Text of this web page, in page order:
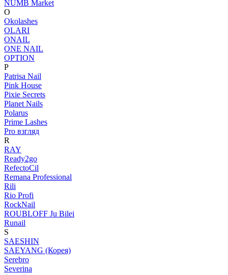
NUMB Market
O
Okolashes
OLARI
ONAIL
ONE NAIL
OPTION
P
Patrisa Nail
Pink House
Pixie Secrets
Planet Nails
Polarus
Prime Lashes
Pro взгляд
R
RAY
Ready2go
RefectoCil
Remana Professional
Rili
Rio Profi
RockNail
ROUBLOFF Ju Bilei
Runail
S
SAESHIN
SAEYANG (Корея)
Serebro
Severina